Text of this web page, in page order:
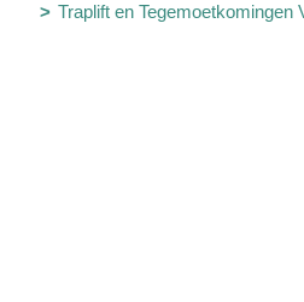
Traplift en Tegemoetkomingen